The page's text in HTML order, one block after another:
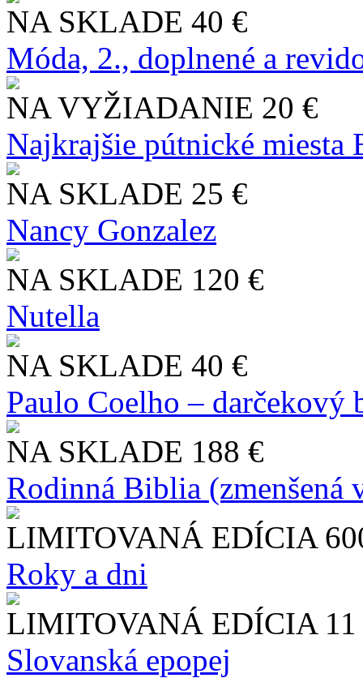
NA SKLADE 40 €
Móda, 2., doplnené a
NA VYŽIADANIE 20 €
Najkrajšie pútnické miesta
NA SKLADE 25 €
Nancy Gonzalez
NA SKLADE 120 €
Nutella
NA SKLADE 40 €
Paulo Coelho – darčekový
NA SKLADE 188 €
Rodinná Biblia (zmenšená
LIMITOVANÁ EDÍCIA
Roky a dni
LIMITOVANÁ EDÍCIA
Slo​vanská epopej